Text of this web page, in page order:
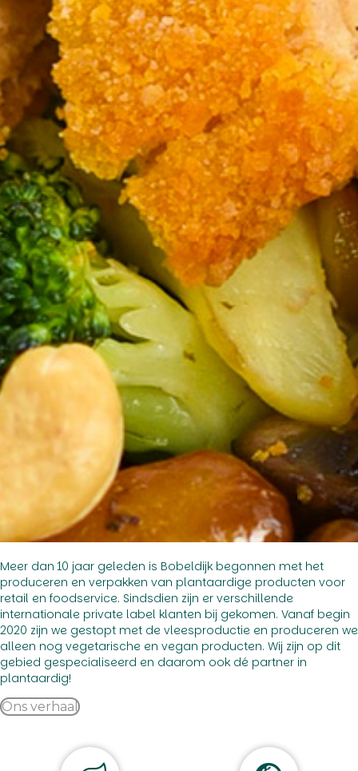
Meer dan 10 jaar geleden is Bobeldijk begonnen met het
produceren en verpakken van plantaardige producten voor
retail en foodservice. Sindsdien zijn er verschillende
internationale private label klanten bij gekomen. Vanaf begin
2020 zijn we gestopt met de vleesproductie en produceren we
alleen nog vegetarische en vegan producten. Wij zijn op dit
gebied gespecialiseerd en daarom ook dé partner in
plantaardig!
Ons verhaal